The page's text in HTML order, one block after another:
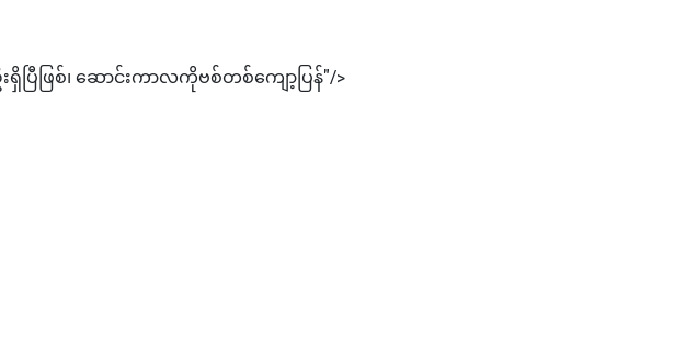
ပြီဖြစ်၊ ဆောင်းကာလကိုဗစ်တစ်ကျော့ပြန်"/>
တွင်တိုက်ပွဲဖြစ်ပွားမှုအခြေအနေများ ဗိုလ်ချုပ်ဇော်မင်းထွန်း ပြောကြား
းနေ